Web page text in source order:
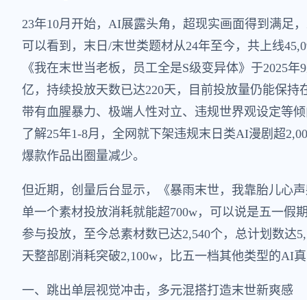
23年10月开始，AI展露头角，超现实画面得到满足
可以看到，末日/末世类题材从24年至今，共上线
《我在末世当老板，员工全是S级变异体》于2025
亿，持续投放天数已达220天，目前投放量仍能保持
带有血腥暴力、极端人性对立、违规世界观设定等
了解25年1-8月，全网就下架违规末日类AI漫剧超
爆款作品出圈量减少。
但近期，创量后台显示，《暴雨末世，我靠胎儿心
单一个素材投放消耗就能超700w，可以说是五一假
参与投放，至今总素材数已达2,540个，总计划数达
天整部剧消耗突破2,100w，比五一档其他类型的AI
一、跳出单层视觉冲击，多元混搭打造末世新爽感